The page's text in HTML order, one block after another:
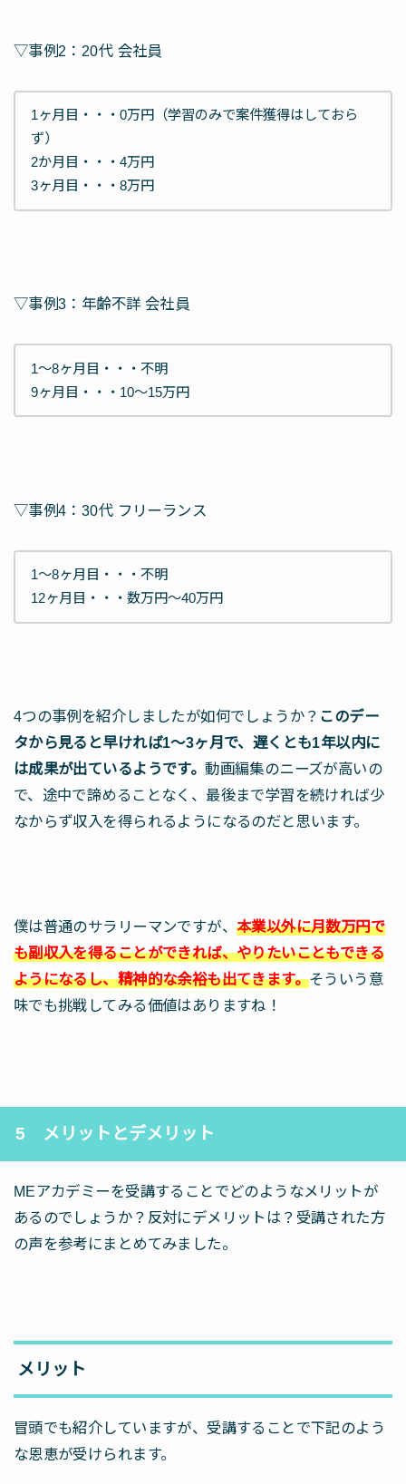
▽事例2：20代 会社員
1ヶ月目・・・0万円（学習のみで案件獲得はしておら
ず）
2か月目・・・4万円
3ヶ月目・・・8万円
▽事例3：年齢不詳 会社員
1～8ヶ月目・・・不明
9ヶ月目・・・10～15万円
▽事例4：30代 フリーランス
1～8ヶ月目・・・不明
12ヶ月目・・・数万円～40万円
4つの事例を紹介しましたが如何でしょうか？ このデー
タから見ると早ければ1～3ヶ月で、遅くとも1年以内に
は成果が出ているようです。動画編集のニーズが高いの
で、途中で諦めることなく、最後まで学習を続ければ少
なからず収入を得られるようになるのだと思います。
僕は普通のサラリーマンですが、本業以外に月数万円で
も副収入を得ることができれば、やりたいこともできる
ようになるし、精神的な余裕も出てきます。そういう意
味でも挑戦してみる価値はありますね！
5 メリットとデメリット
MEアカデミーを受講することでどのようなメリットが
あるのでしょうか？反対にデメリットは？受講された方
の声を参考にまとめてみました。
メリット
冒頭でも紹介していますが、受講することで下記のよう
な恩恵が受けられます。